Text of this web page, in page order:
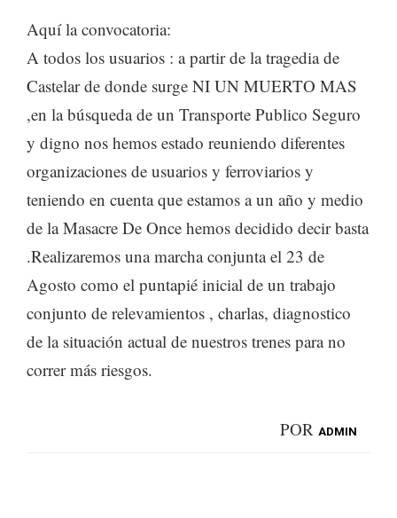
Aquí la convocatoria:
A todos los usuarios : a partir de la tragedia de
Castelar de donde surge NI UN MUERTO MAS
,en la búsqueda de un Transporte Publico Seguro
y digno nos hemos estado reuniendo diferentes
organizaciones de usuarios y ferroviarios y
teniendo en cuenta que estamos a un año y medio
de la Masacre De Once hemos decidido decir basta
.Realizaremos una marcha conjunta el 23 de
Agosto como el puntapié inicial de un trabajo
conjunto de relevamientos , charlas, diagnostico
de la situación actual de nuestros trenes para no
correr más riesgos.
POR ADMIN